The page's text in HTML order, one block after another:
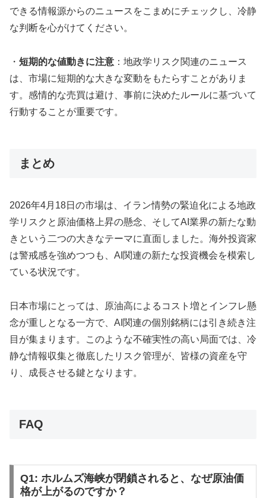
できる情報源からのニュースをこまめにチェックし、冷静
な判断を心がけてください。
・ 短期的な値動きに注意 ：地政学リスク関連のニュース
は、市場に短期的な大きな変動をもたらすことがありま
す。感情的な売買は避け、事前に決めたルールに基づいて
行動することが重要です。
まとめ
2026年4月18日の市場は、イラン情勢の緊迫化による地政
学リスクと原油価格上昇の懸念、そしてAI業界の新たな動
きという二つの大きなテーマに直面しました。海外投資家
は警戒感を強めつつも、AI関連の新たな投資機会を模索し
ている状況です。
日本市場にとっては、原油高によるコスト増とインフレ懸
念が重しとなる一方で、AI関連の個別銘柄には引き続き注
目が集まります。このような不確実性の高い局面では、冷
静な情報収集と徹底したリスク管理が、皆様の資産を守
り、成長させる鍵となります。
FAQ
Q1: ホルムズ海峡が閉鎖されると、なぜ原油価
格が上がるのですか？